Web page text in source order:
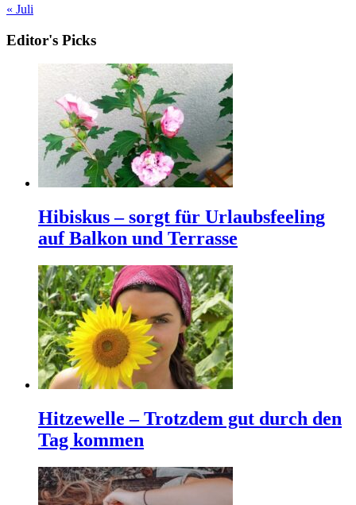
« Juli
Editor's Picks
Hibiskus – sorgt für Urlaubsfeeling
auf Balkon und Terrasse
Hitzewelle – Trotzdem gut durch den
Tag kommen